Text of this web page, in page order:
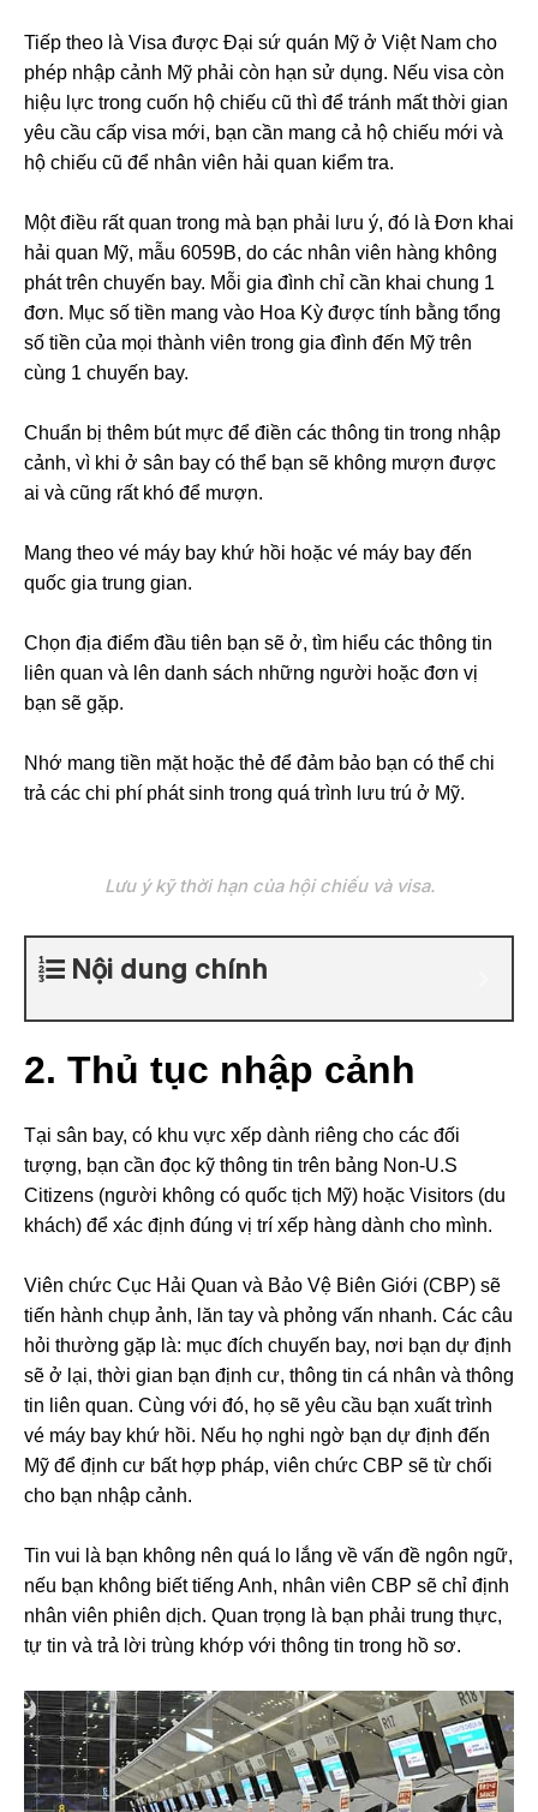
Tiếp theo là Visa được Đại sứ quán Mỹ ở Việt Nam cho
phép nhập cảnh Mỹ phải còn hạn sử dụng. Nếu visa còn
hiệu lực trong cuốn hộ chiếu cũ thì để tránh mất thời gian
yêu cầu cấp visa mới, bạn cần mang cả hộ chiếu mới và
hộ chiếu cũ để nhân viên hải quan kiểm tra.
Một điều rất quan trong mà bạn phải lưu ý, đó là Đơn khai
hải quan Mỹ, mẫu 6059B, do các nhân viên hàng không
phát trên chuyến bay. Mỗi gia đình chỉ cần khai chung 1
đơn. Mục số tiền mang vào Hoa Kỳ được tính bằng tổng
số tiền của mọi thành viên trong gia đình đến Mỹ trên
cùng 1 chuyến bay.
Chuẩn bị thêm bút mực để điền các thông tin trong nhập
cảnh, vì khi ở sân bay có thể bạn sẽ không mượn được
ai và cũng rất khó để mượn.
Mang theo vé máy bay khứ hồi hoặc vé máy bay đến
quốc gia trung gian.
Chọn địa điểm đầu tiên bạn sẽ ở, tìm hiểu các thông tin
liên quan và lên danh sách những người hoặc đơn vị
bạn sẽ gặp.
Nhớ mang tiền mặt hoặc thẻ để đảm bảo bạn có thể chi
trả các chi phí phát sinh trong quá trình lưu trú ở Mỹ.
Lưu ý kỹ thời hạn của hội chiếu và visa.
Nội dung chính
2. Thủ tục nhập cảnh
Tại sân bay, có khu vực xếp dành riêng cho các đối
tượng, bạn cần đọc kỹ thông tin trên bảng Non-U.S
Citizens (người không có quốc tịch Mỹ) hoặc Visitors (du
khách) để xác định đúng vị trí xếp hàng dành cho mình.
Viên chức Cục Hải Quan và Bảo Vệ Biên Giới (CBP) sẽ
tiến hành chụp ảnh, lăn tay và phỏng vấn nhanh. Các câu
hỏi thường gặp là: mục đích chuyến bay, nơi bạn dự định
sẽ ở lại, thời gian bạn định cư, thông tin cá nhân và thông
tin liên quan. Cùng với đó, họ sẽ yêu cầu bạn xuất trình
vé máy bay khứ hồi. Nếu họ nghi ngờ bạn dự định đến
Mỹ để định cư bất hợp pháp, viên chức CBP sẽ từ chối
cho bạn nhập cảnh.
Tin vui là bạn không nên quá lo lắng về vấn đề ngôn ngữ,
nếu bạn không biết tiếng Anh, nhân viên CBP sẽ chỉ định
nhân viên phiên dịch. Quan trọng là bạn phải trung thực,
tự tin và trả lời trùng khớp với thông tin trong hồ sơ.